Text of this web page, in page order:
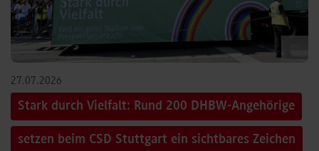
27.07.2026
Stark durch Vielfalt: Rund 200 DHBW-Angehörige
setzen beim CSD Stuttgart ein sichtbares Zeichen